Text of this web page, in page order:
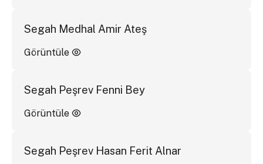
Segah Medhal Amir Ateş
Görüntüle
Segah Peşrev Fenni Bey
Görüntüle
Segah Peşrev Hasan Ferit Alnar